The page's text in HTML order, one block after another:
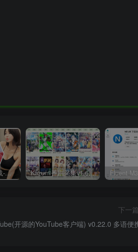
车模视频打包下载-高清无水印版 Kazumi番剧采集v1.6.9：支持自定义规则+在线观看+弹幕，跨平台下载
下一篇
开源的YouTube客户端) v0.22.0 多语便